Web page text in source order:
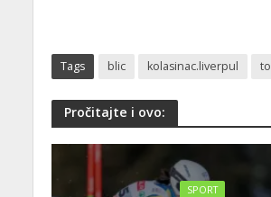
Tags blic kolasinac.liverpul
Pročitajte i ovo:
SPORT